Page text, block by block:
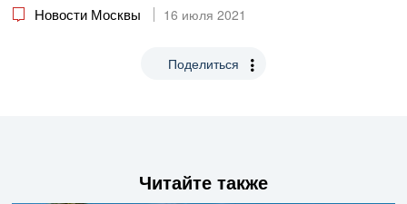
Новости Москвы 16 июля 2021
Поделиться
Читайте также